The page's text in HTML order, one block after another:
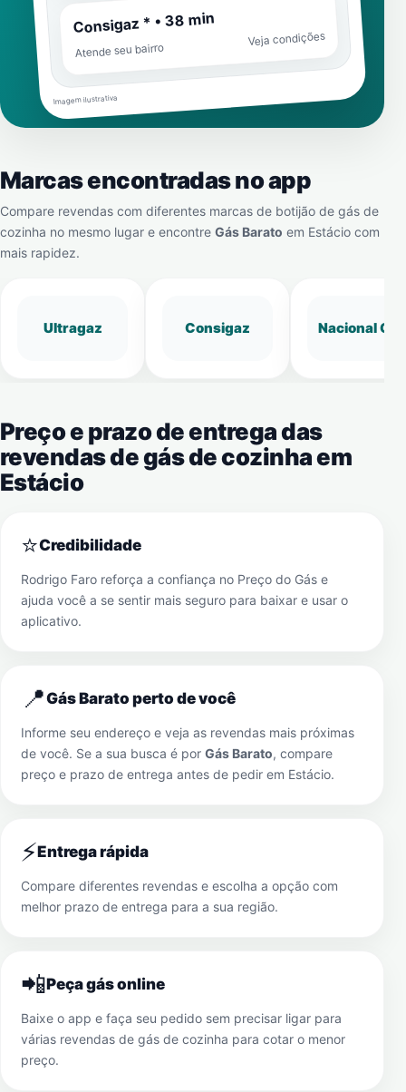
Consigaz * • 38 min
Atende seu bairro
Veja condições
Imagem ilustrativa
Marcas encontradas no app
Compare revendas com diferentes marcas de botijão de gás de
cozinha no mesmo lugar e encontre Gás Barato em Estácio com
mais rapidez.
Ultragaz Consigaz Nacional Gás
Preço e prazo de entrega das
revendas de gás de cozinha em
Estácio
⭐Credibilidade
Rodrigo Faro reforça a confiança no Preço do Gás e
ajuda você a se sentir mais seguro para baixar e usar o
aplicativo.
📍Gás Barato perto de você
Informe seu endereço e veja as revendas mais próximas
de você. Se a sua busca é por Gás Barato, compare
preço e prazo de entrega antes de pedir em Estácio.
⚡Entrega rápida
Compare diferentes revendas e escolha a opção com
melhor prazo de entrega para a sua região.
📲Peça gás online
Baixe o app e faça seu pedido sem precisar ligar para
várias revendas de gás de cozinha para cotar o menor
preço.